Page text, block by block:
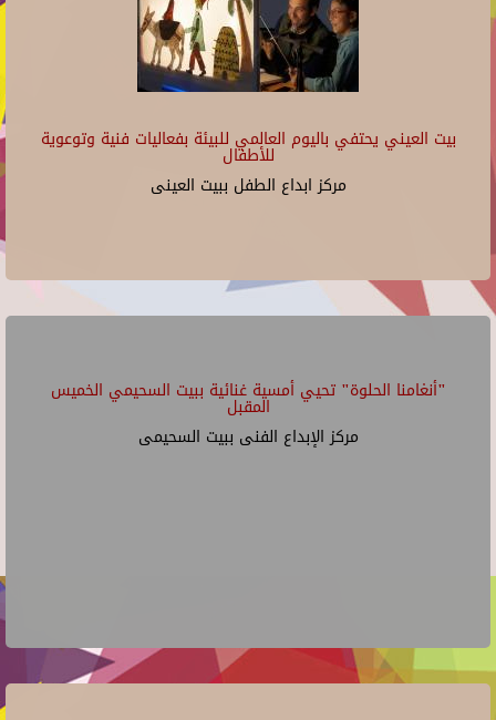
بيت العيني يحتفي باليوم العالمي للبيئة بفعاليات فنية وتوعوية
للأطفال
مركز ابداع الطفل ببيت العينى
"أنغامنا الحلوة" تحيي أمسية غنائية ببيت السحيمي الخميس
المقبل
مركز الإبداع الفنى ببيت السحيمى